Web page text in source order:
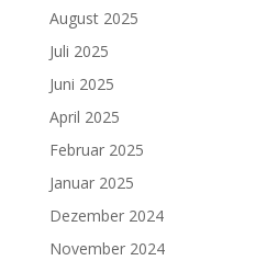
August 2025
Juli 2025
Juni 2025
April 2025
Februar 2025
Januar 2025
Dezember 2024
November 2024